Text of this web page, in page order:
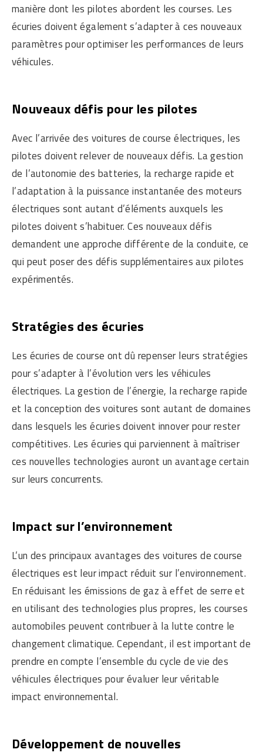
manière dont les pilotes abordent les courses. Les
écuries doivent également s’adapter à ces nouveaux
paramètres pour optimiser les performances de leurs
véhicules.
Nouveaux défis pour les pilotes
Avec l’arrivée des voitures de course électriques, les
pilotes doivent relever de nouveaux défis. La gestion
de l’autonomie des batteries, la recharge rapide et
l’adaptation à la puissance instantanée des moteurs
électriques sont autant d’éléments auxquels les
pilotes doivent s’habituer. Ces nouveaux défis
demandent une approche différente de la conduite, ce
qui peut poser des défis supplémentaires aux pilotes
expérimentés.
Stratégies des écuries
Les écuries de course ont dû repenser leurs stratégies
pour s’adapter à l’évolution vers les véhicules
électriques. La gestion de l’énergie, la recharge rapide
et la conception des voitures sont autant de domaines
dans lesquels les écuries doivent innover pour rester
compétitives. Les écuries qui parviennent à maîtriser
ces nouvelles technologies auront un avantage certain
sur leurs concurrents.
Impact sur l’environnement
L’un des principaux avantages des voitures de course
électriques est leur impact réduit sur l’environnement.
En réduisant les émissions de gaz à effet de serre et
en utilisant des technologies plus propres, les courses
automobiles peuvent contribuer à la lutte contre le
changement climatique. Cependant, il est important de
prendre en compte l’ensemble du cycle de vie des
véhicules électriques pour évaluer leur véritable
impact environnemental.
Développement de nouvelles